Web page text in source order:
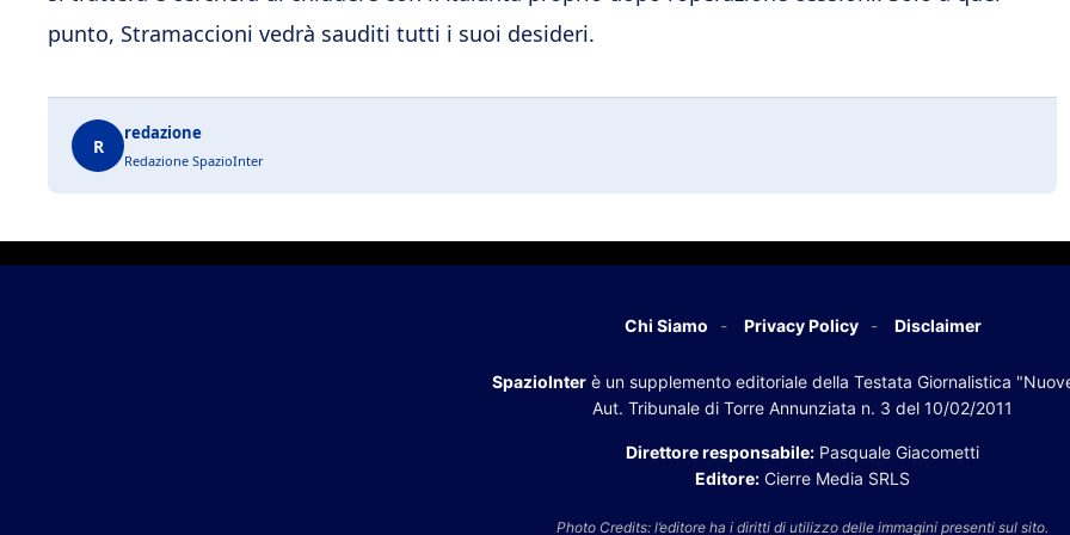
punto, Stramaccioni vedrà sauditi tutti i suoi desideri.
R
redazione
Redazione SpazioInter
Chi Siamo Privacy Policy Disclaimer
SpazioInterè un supplemento editoriale della Testata Giornalistica
Aut. Tribunale di Torre Annunziata n. 3 del 10/02/2011
Direttore responsabile: Pasquale Giacometti
Editore: Cierre Media SRLS
Photo Credits: l’editore ha i diritti di utilizzo delle immagini presenti sul sito.